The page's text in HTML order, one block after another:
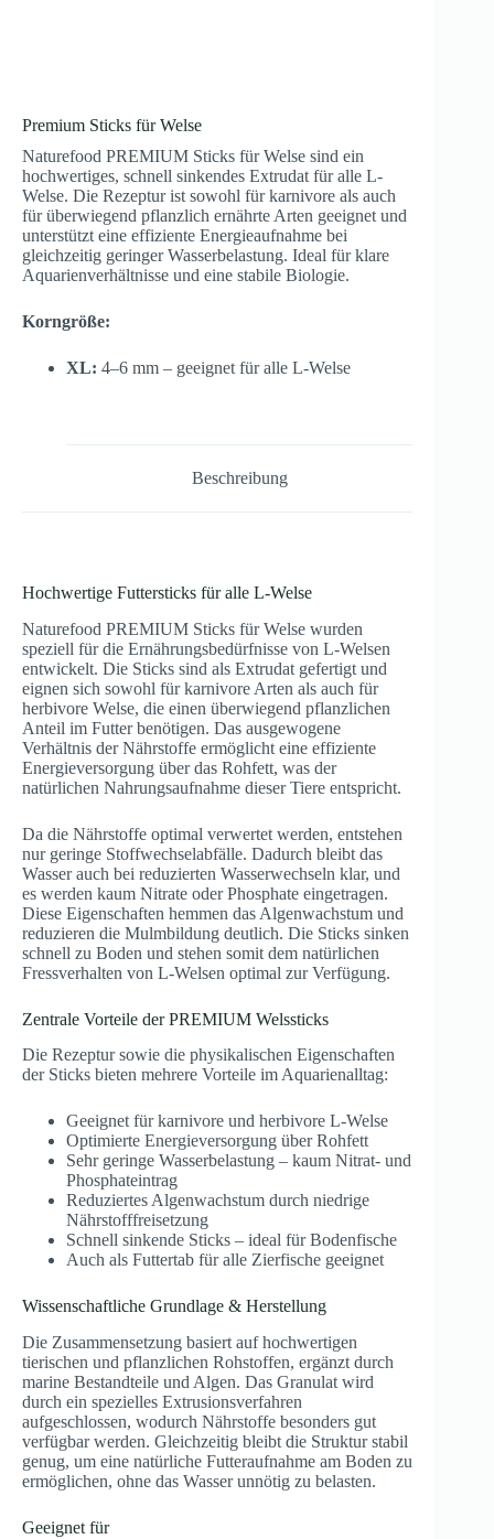
Premium Sticks für Welse
Naturefood PREMIUM Sticks für Welse sind ein
hochwertiges, schnell sinkendes Extrudat für alle L-
Welse. Die Rezeptur ist sowohl für karnivore als auch
für überwiegend pflanzlich ernährte Arten geeignet und
unterstützt eine effiziente Energieaufnahme bei
gleichzeitig geringer Wasserbelastung. Ideal für klare
Aquarienverhältnisse und eine stabile Biologie.
Korngröße:
XL: 4–6 mm – geeignet für alle L-Welse
Beschreibung
Hochwertige Futtersticks für alle L-Welse
Naturefood PREMIUM Sticks für Welse wurden
speziell für die Ernährungsbedürfnisse von L-Welsen
entwickelt. Die Sticks sind als Extrudat gefertigt und
eignen sich sowohl für karnivore Arten als auch für
herbivore Welse, die einen überwiegend pflanzlichen
Anteil im Futter benötigen. Das ausgewogene
Verhältnis der Nährstoffe ermöglicht eine effiziente
Energieversorgung über das Rohfett, was der
natürlichen Nahrungsaufnahme dieser Tiere entspricht.
Da die Nährstoffe optimal verwertet werden, entstehen
nur geringe Stoffwechselabfälle. Dadurch bleibt das
Wasser auch bei reduzierten Wasserwechseln klar, und
es werden kaum Nitrate oder Phosphate eingetragen.
Diese Eigenschaften hemmen das Algenwachstum und
reduzieren die Mulmbildung deutlich. Die Sticks sinken
schnell zu Boden und stehen somit dem natürlichen
Fressverhalten von L-Welsen optimal zur Verfügung.
Zentrale Vorteile der PREMIUM Welssticks
Die Rezeptur sowie die physikalischen Eigenschaften
der Sticks bieten mehrere Vorteile im Aquarienalltag:
Geeignet für karnivore und herbivore L-Welse
Optimierte Energieversorgung über Rohfett
Sehr geringe Wasserbelastung – kaum Nitrat- und
Phosphateintrag
Reduziertes Algenwachstum durch niedrige
Nährstofffreisetzung
Schnell sinkende Sticks – ideal für Bodenfische
Auch als Futtertab für alle Zierfische geeignet
Wissenschaftliche Grundlage & Herstellung
Die Zusammensetzung basiert auf hochwertigen
tierischen und pflanzlichen Rohstoffen, ergänzt durch
marine Bestandteile und Algen. Das Granulat wird
durch ein spezielles Extrusionsverfahren
aufgeschlossen, wodurch Nährstoffe besonders gut
verfügbar werden. Gleichzeitig bleibt die Struktur stabil
genug, um eine natürliche Futteraufnahme am Boden zu
ermöglichen, ohne das Wasser unnötig zu belasten.
Geeignet für